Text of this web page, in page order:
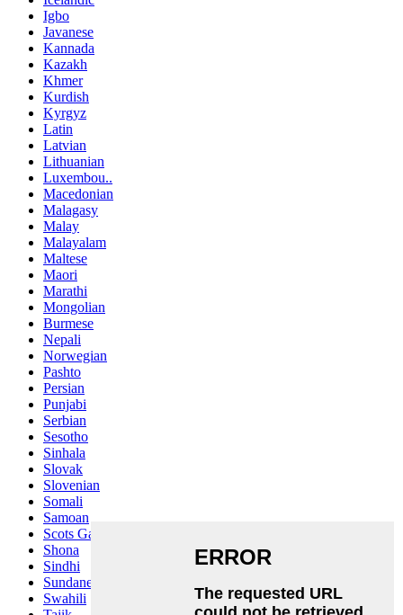
Igbo
Javanese
Kannada
Kazakh
Khmer
Kurdish
Kyrgyz
Latin
Latvian
Lithuanian
Luxembou..
Macedonian
Malagasy
Malay
Malayalam
Maltese
Maori
Marathi
Mongolian
Burmese
Nepali
Norwegian
Pashto
Persian
Punjabi
Serbian
Sesotho
Sinhala
Slovak
Slovenian
Somali
Samoan
Scots Gaelic
Shona
Sindhi
Sundanese
Swahili